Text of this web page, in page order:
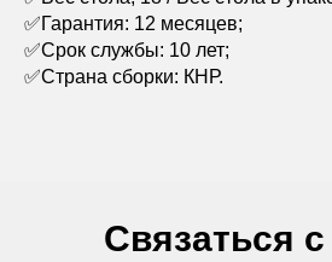
✅Гарантия: 12 месяцев;
✅Срок службы: 10 лет;
✅Страна сборки: КНР.
Связаться